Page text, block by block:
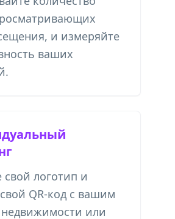
и измеряйте
ваших
свой логотип и
QR-код с вашим
или